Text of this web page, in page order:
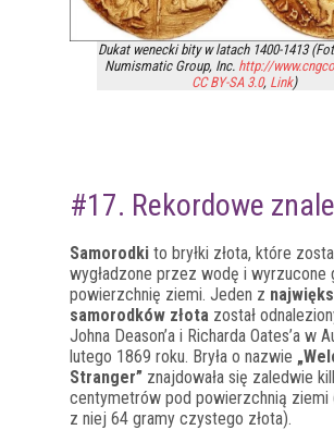
Dukat wenecki bity w latach 1400-1413
Numismatic Group, Inc. http://
CC BY-SA 3.0, Link)
#17. Rekordowe
Samorodki to bryłki złota, które
wygładzone przez wodę i wyrzucone
powierzchnię ziemi. Jeden z
samorodków złota został
Johna Deason’a i Richarda Oates’a w
lutego 1869 roku. Bryła o nazwie
Stranger” znajdowała się zaledwie
centymetrów pod powierzchnią ziemi
z niej 64 gramy czystego złota).